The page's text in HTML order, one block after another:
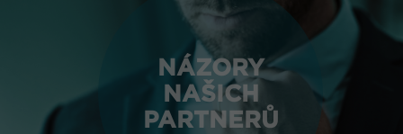
NÁZORY
NAŠICH
PARTNERŮ